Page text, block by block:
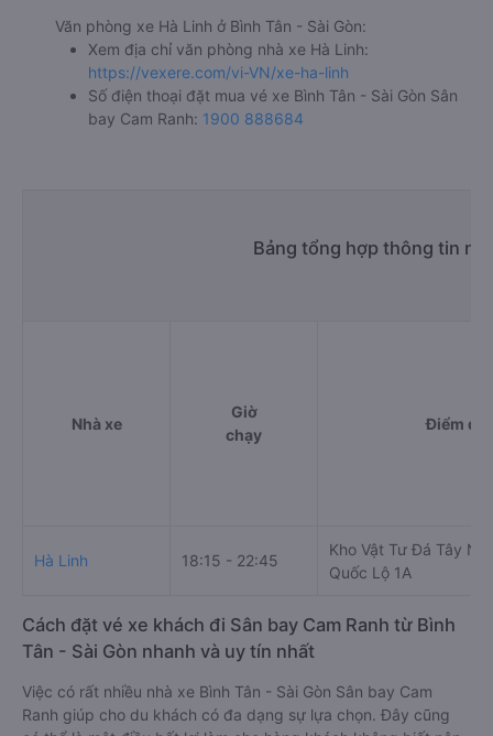
Văn phòng xe Hà Linh ở Bình Tân - Sài Gòn:
Xem địa chỉ văn phòng nhà xe Hà Linh:
https://vexere.com/vi-VN/xe-ha-linh
Số điện thoại đặt mua vé xe Bình Tân - Sài Gòn Sân
bay Cam Ranh: 1900 888684
Bảng tổng hợp thông tin
Nhà xe
Giờ
chạy
Điểm đi
Hà Linh 18:15 - 22:45
Kho Vật Tư Đá Tây
Quốc Lộ 1A
Cách đặt vé xe khách đi Sân bay Cam Ranh từ Bình
Tân - Sài Gòn nhanh và uy tín nhất
Việc có rất nhiều nhà xe Bình Tân - Sài Gòn Sân bay Cam
Ranh giúp cho du khách có đa dạng sự lựa chọn. Đây cũng